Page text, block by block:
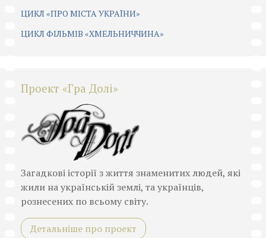
ЦИКЛ «ПРО МІСТА УКРАЇНИ»
ЦИКЛ ФІЛЬМІВ «ХМЕЛЬНИЧЧИНА»
Проект «Гра Долі»
Загадкові історії з життя знаменитих людей, які
жили на українській землі, та українців,
рознесених по всьому світу.
Детальніше про проект